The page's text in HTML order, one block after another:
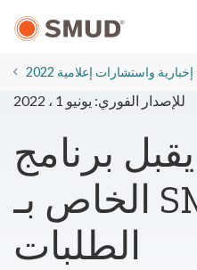
إلى
الرئيسي
إخبارية واستشارات إعلامية
للإصدار الفوري: يونيو 1 ، 2022
يقبل برنامج Shine
الخاص بـ SMUD الآن
الطلبات